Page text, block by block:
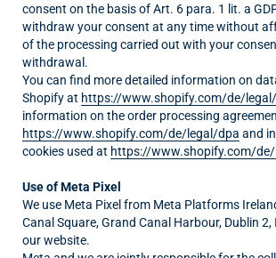
consent on the basis of Art. 6 para. 1 lit. a
withdraw your consent at any time without
of the processing carried out with your
withdrawal.
You can find more detailed information on
Shopify at https://www.shopify.com/de/
information on the order processing
https://www.shopify.com/de/legal/dpa and
cookies used at https://www.shopify.com/
Use of Meta Pixel
We use Meta Pixel from Meta Platforms
Canal Square, Grand Canal Harbour, Dublin 2,
our website.